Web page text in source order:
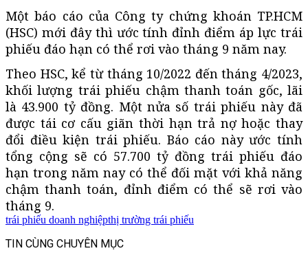
Một báo cáo của Công ty chứng khoán TP.HCM
(HSC) mới đây thì ước tính đỉnh điểm áp lực trái
phiếu đáo hạn có thể rơi vào tháng 9 năm nay.
Theo HSC, kể từ tháng 10/2022 đến tháng 4/2023,
khối lượng trái phiếu chậm thanh toán gốc, lãi
là 43.900 tỷ đồng. Một nửa số trái phiếu này đã
được tái cơ cấu giãn thời hạn trả nợ hoặc thay
đổi điều kiện trái phiếu. Báo cáo này ước tính
tổng cộng sẽ có 57.700 tỷ đồng trái phiếu đáo
hạn trong năm nay có thể đối mặt với khả năng
chậm thanh toán, đỉnh điểm có thể sẽ rơi vào
tháng 9.
trái phiếu doanh nghiệpthị trường trái phiếu
TIN CÙNG CHUYÊN MỤC